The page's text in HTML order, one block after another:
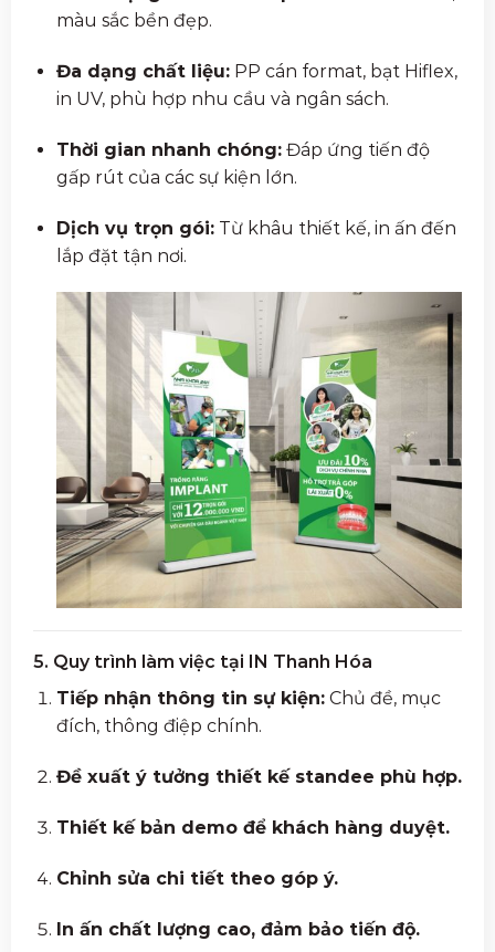
màu sắc bền đẹp.
Đa dạng chất liệu:PP cán format, bạt Hiflex,
in UV, phù hợp nhu cầu và ngân sách.
Thời gian nhanh chóng:Đáp ứng tiến độ
gấp rút của các sự kiện lớn.
Dịch vụ trọn gói:Từ khâu thiết kế, in ấn đến
lắp đặt tận nơi.
5. Quy trình làm việc tại IN Thanh Hóa
Tiếp nhận thông tin sự kiện:Chủ đề, mục
đích, thông điệp chính.
Đề xuất ý tưởng thiết kế standee phù hợp.
Thiết kế bản demo để khách hàng duyệt.
Chỉnh sửa chi tiết theo góp ý.
In ấn chất lượng cao, đảm bảo tiến độ.